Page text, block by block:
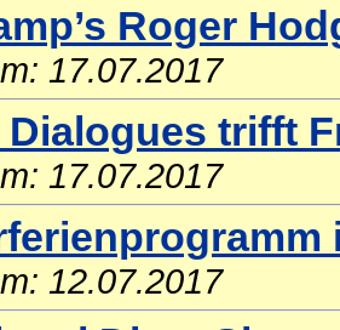
Roger
17.07.2017
Dialogues trifft
17.07.2017
12.07.2017